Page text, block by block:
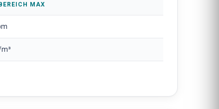
MAX